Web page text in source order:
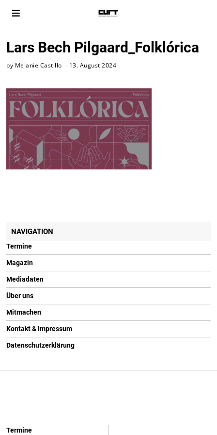
Lars Bech Pilgaard_Folklórica
by Melanie Castillo 13. August 2024
NAVIGATION
Termine
Magazin
Mediadaten
Über uns
Mitmachen
Kontakt & Impressum
Datenschutzerklärung
Termine